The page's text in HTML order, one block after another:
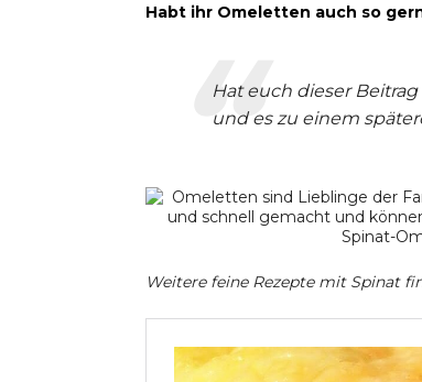
Habt ihr Omeletten auch so
Hat euch dieser
und es zu einem
Weitere feine Rezepte mit Spinat